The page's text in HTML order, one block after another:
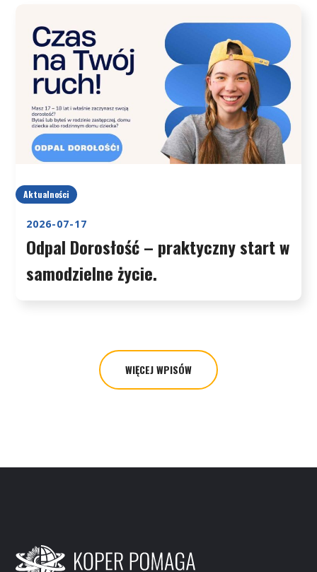
Aktualności
2026-07-17
Odpal Dorosłość – praktyczny start w
samodzielne życie.
WIĘCEJ WPISÓW